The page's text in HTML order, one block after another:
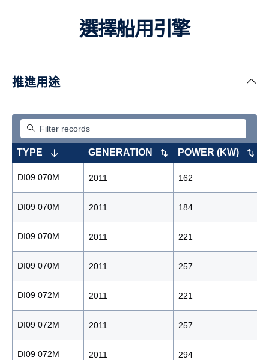
選擇船用引擎
推進用途
TYPE GENERATION POWER (KW)
DI09 070M 2011 162
DI09 070M 2011 184
DI09 070M 2011 221
DI09 070M 2011 257
DI09 072M 2011 221
DI09 072M 2011 257
DI09 072M 2011 294